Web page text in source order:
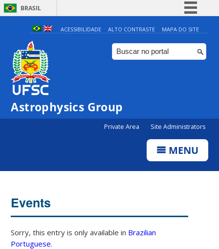
BRASIL
Simplifique!
Comunica BR
Participe
ACESSIBILIDADE ALTO CONTRASTE MAPA DO SITE
Astrophysics Group
Private Area Site Administrators
MENU
Events
Sorry, this entry is only available in Brazilian
Portuguese.